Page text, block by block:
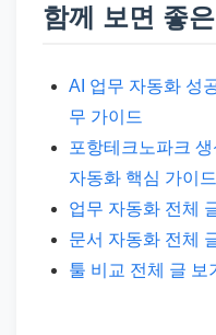
함께 보면 좋
AI 업무 자동화 성
무 가이드
포항테크노파크
자동화 핵심 가이드
업무 자동화 전체
문서 자동화 전체
툴 비교 전체 글 보